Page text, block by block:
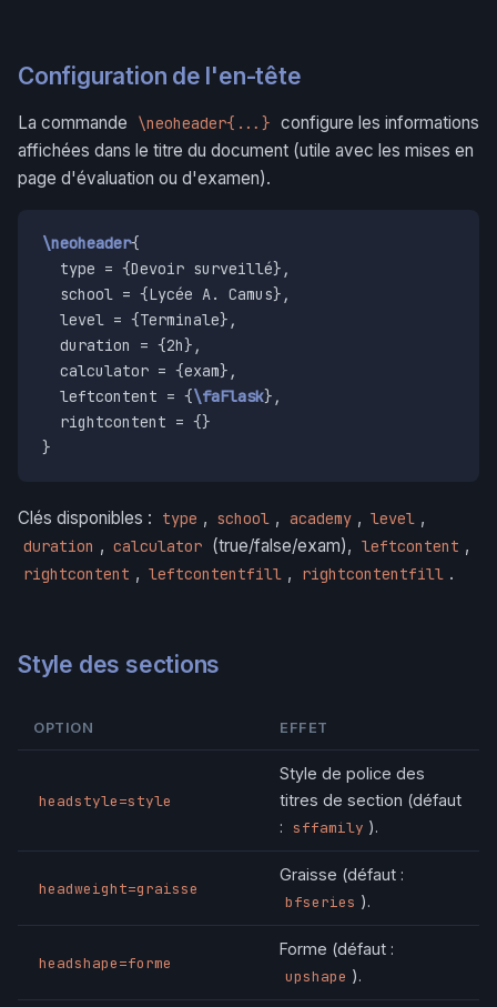
Configuration de l'en-tête
La commande \neoheader{...} configure les informations
affichées dans le titre du document (utile avec les mises en
page d'évaluation ou d'examen).
\neoheader{
  level = {Terminale},
  duration = {2h},
  calculator = {exam},
  leftcontent = {
\faFlask},
}
Clés disponibles : type , school , academy , level ,
duration , calculator (true/false/exam), leftcontent ,
rightcontent , leftcontentfill , rightcontentfill .
Style des sections
OPTION EFFET
headstyle=style
Style de police des
titres de section (défaut
: sffamily ).
headweight=graisse
Graisse (défaut :
bfseries ).
headshape=forme
Forme (défaut :
upshape ).